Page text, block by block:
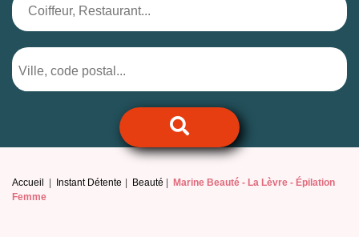
Accueil Instant Détente Beauté Marine Beauté - La Lèvre - Épilation
Femme